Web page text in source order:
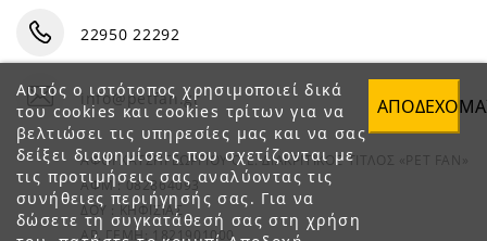
Αυτός ο ιστότοπος χρησιμοποιεί δικά
του cookies και cookies τρίτων για να
βελτιώσει τις υπηρεσίες μας και να σας
δείξει διαφημίσεις που σχετίζονται με
τις προτιμήσεις σας αναλύοντας τις
συνήθειες περιήγησής σας. Για να
δώσετε τη συγκατάθεσή σας στη χρήση
22950 22292
info@petfan.gr
ΑΦΟΙ ΧΑΤΖΗΓΕΩΡΓΙΟΥ Ο.Ε. ΔΙΑΚΡΙΤΙΚΟΣ ΤΙΤΛΟΣ «PET FAN»
ΑΦΜ : 082864093
ΔΟΥ : ΚΗΦΙΣΙΑΣ
ΑΡ. ΓΕΜΗ: 1821901000